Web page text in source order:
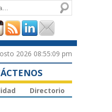
de
2026 08:55:09 pm
Directorio